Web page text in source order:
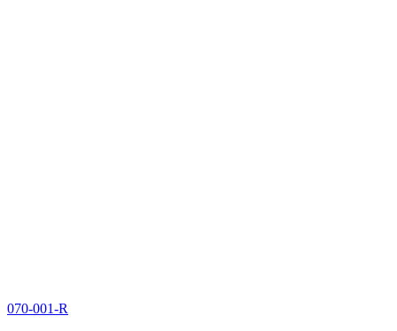
070-001-R